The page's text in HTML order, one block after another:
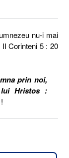
nu-i mai
Corinteni 5 : 20
prin noi,
lui Hristos :